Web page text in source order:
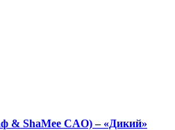
ShaMee CAO) – «Дикий»